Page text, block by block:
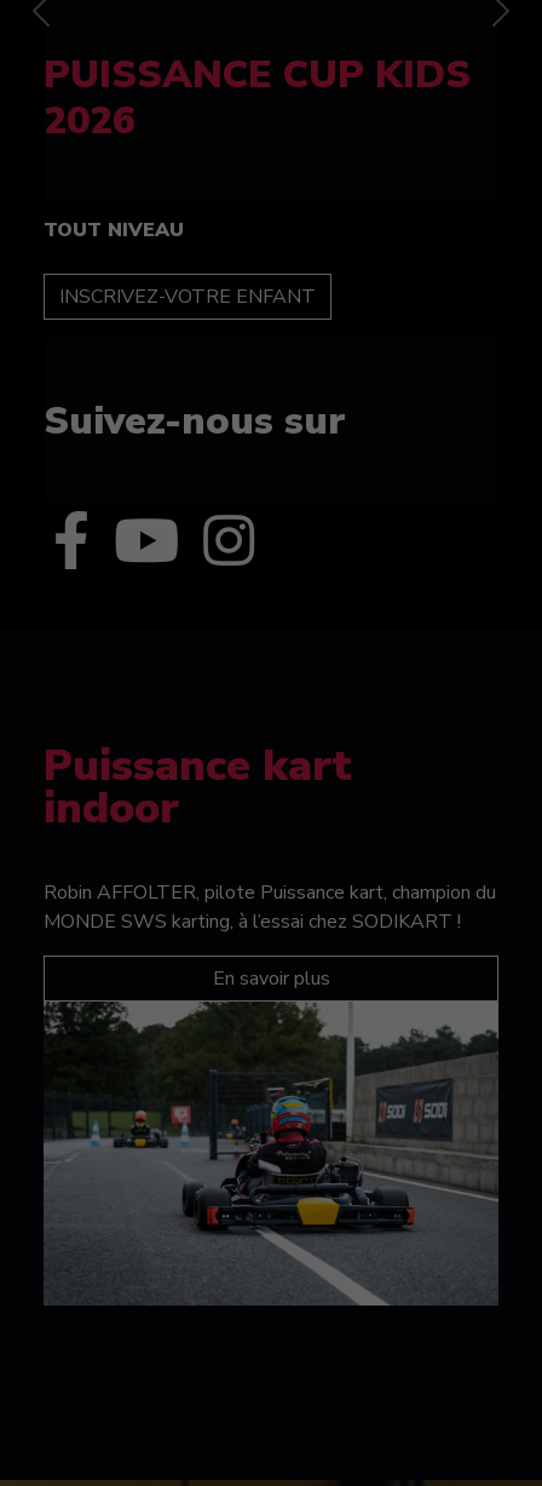
FELINE CUP 100%
féminine
TOUT NIVEAU
INSCRIPTION
Suivez-nous sur
Previous Next
Puissance kart
indoor
Robin AFFOLTER, pilote Puissance kart, champion du
MONDE SWS karting, à l’essai chez SODIKART !
En savoir plus